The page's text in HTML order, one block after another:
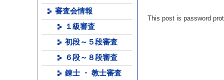
This post is password
審査会情報
１級審査
初段～５段審査
６段～８段審査
錬士 ・ 教士審査